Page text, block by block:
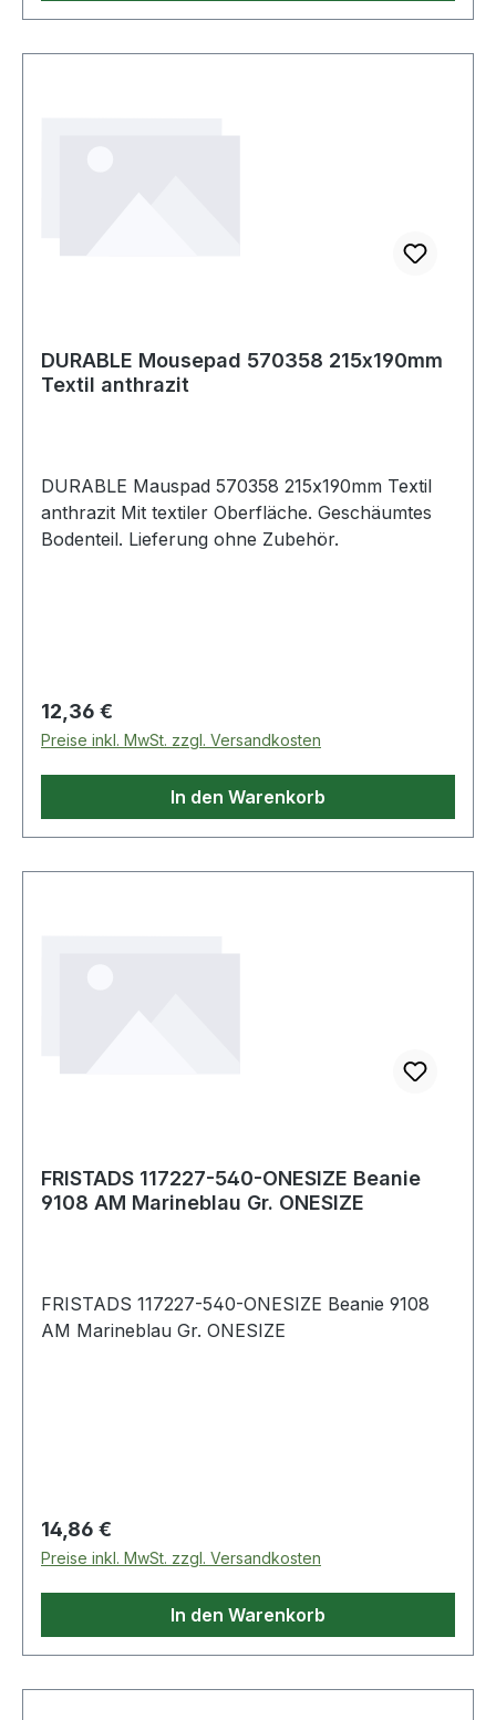
DURABLE Mousepad 570358 215x190mm
Textil anthrazit
DURABLE Mauspad 570358 215x190mm Textil
anthrazit Mit textiler Oberfläche. Geschäumtes
Bodenteil. Lieferung ohne Zubehör.
Regulärer Preis:
12,36 €
Preise inkl. MwSt. zzgl. Versandkosten
In den Warenkorb
FRISTADS 117227-540-ONESIZE Beanie
9108 AM Marineblau Gr. ONESIZE
FRISTADS 117227-540-ONESIZE Beanie 9108
AM Marineblau Gr. ONESIZE
Regulärer Preis:
14,86 €
Preise inkl. MwSt. zzgl. Versandkosten
In den Warenkorb